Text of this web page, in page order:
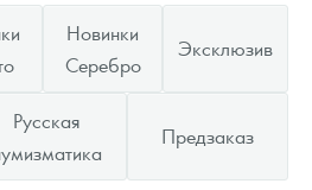
Новинки
Серебро
Эксклюзив
Русская
Предзаказ